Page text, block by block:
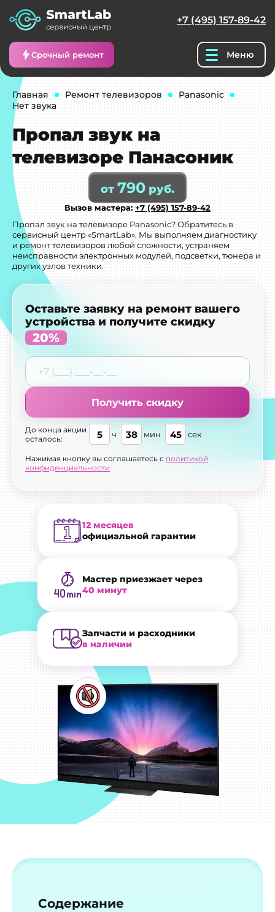
+7 (495) 157-89-42
Срочный ремонт Меню
Главная Ремонт телевизоров
Panasonic
Нет звука
Пропал звук на
телевизоре Панасоник
от 790 руб.
Вызов мастера: +7 (495) 157-89-42
Пропал звук на телевизоре Panasonic? Обратитесь в
сервисный центр «SmartLab». Мы выполняем диагностику
и ремонт телевизоров любой сложности, устраняем
неисправности электронных модулей, подсветки, тюнера и
других узлов техники.
Оставьте заявку на ремонт вашего
устройства и получите скидку
20%
Получить скидку
До конца акции
осталось:
5 ч 38 мин 44 сек
Нажимая кнопку вы соглашаетесь с политикой
конфиденциальности
12 месяцев
официальной гарантии
Мастер приезжает через
40 минут
Запчасти и расходники
в наличии
Содержание